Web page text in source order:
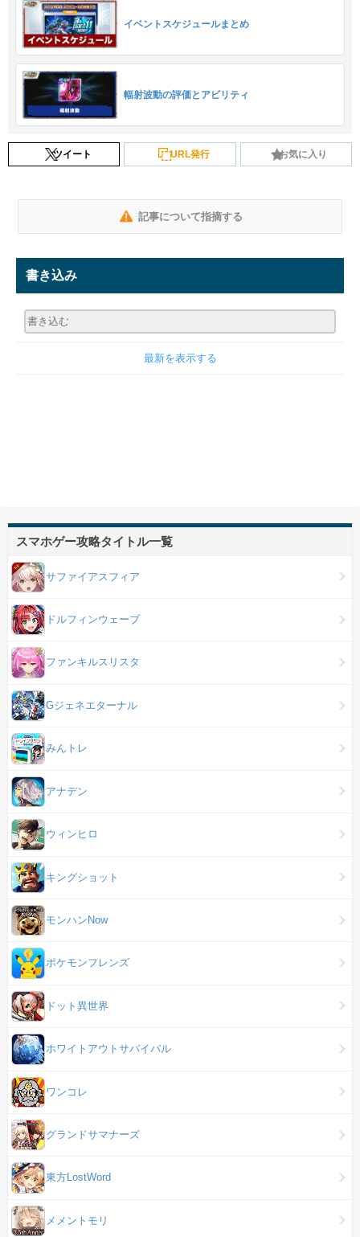
イベントスケジュールまとめ
輻射波動の評価とアビリティ
ツイート URL発行 お気に入り
記事について指摘する
書き込み
最新を表示する
スマホゲー攻略タイトル一覧
サファイアスフィア
ドルフィンウェーブ
ファンキルスリスタ
Gジェネエターナル
みんトレ
アナデン
ウィンヒロ
キングショット
モンハンNow
ポケモンフレンズ
ドット異世界
ホワイトアウトサバイバル
ワンコレ
グランドサマナーズ
東方LostWord
メメントモリ